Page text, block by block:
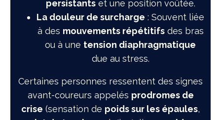
persistantset une position voûtée.
La douleur de surcharge : Souvent liée
à des mouvements répétitifsdes bras
ou à une tension diaphragmatique
due au stress.
Certaines personnes ressentent des signes
avant-coureurs appelés prodromes de
crise (sensation de poids sur les épaules,